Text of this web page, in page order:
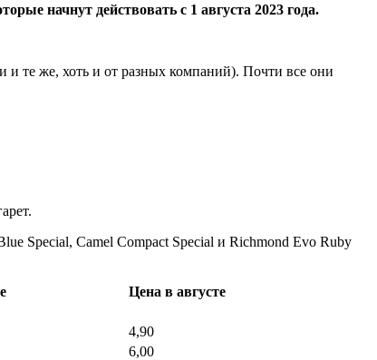
начнут действовать с 1 августа 2023 года.
и те же, хоть и от разных компаний). Почти все они
Special, Camel Compact Special и Richmond Evo Ruby
Цена в августе
4,90
6,00